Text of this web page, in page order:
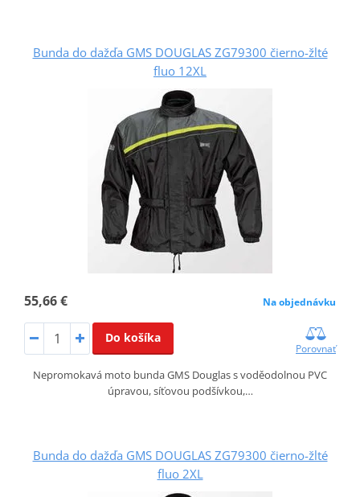
Bunda do dažďa GMS DOUGLAS ZG79300 čierno-žlté
fluo 12XL
55,66 € Na objednávku
Do košíka
Porovnať
Nepromokavá moto bunda GMS Douglas s voděodolnou PVC
úpravou, síťovou podšívkou,…
Bunda do dažďa GMS DOUGLAS ZG79300 čierno-žlté
fluo 2XL